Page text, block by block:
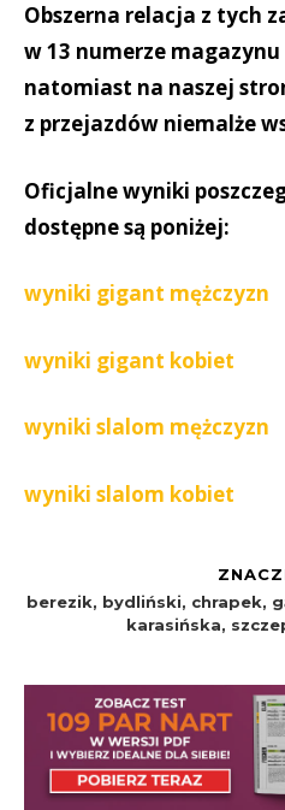
Obszerna relacja z tych
w 13 numerze magazynu
natomiast na naszej
z przejazdów niemalże
Oficjalne wyniki
dostępne są poniżej:
wyniki gigant mężczyzn
wyniki gigant kobiet
wyniki slalom mężczyzn
wyniki slalom kobiet
berezik, bydliński, chrapek,
karasińska,